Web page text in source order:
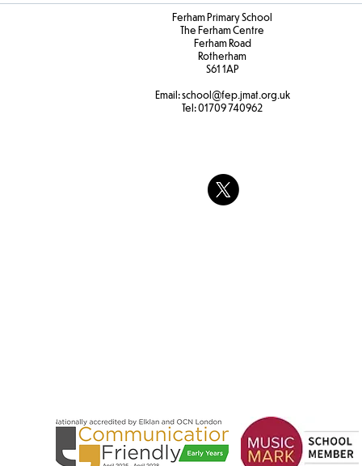
Ferham Primary School
The Ferham Centre
Ferham Road
Rotherham
S61 1AP
Email:school@fep.jmat.org.uk
Tel:01709 740962